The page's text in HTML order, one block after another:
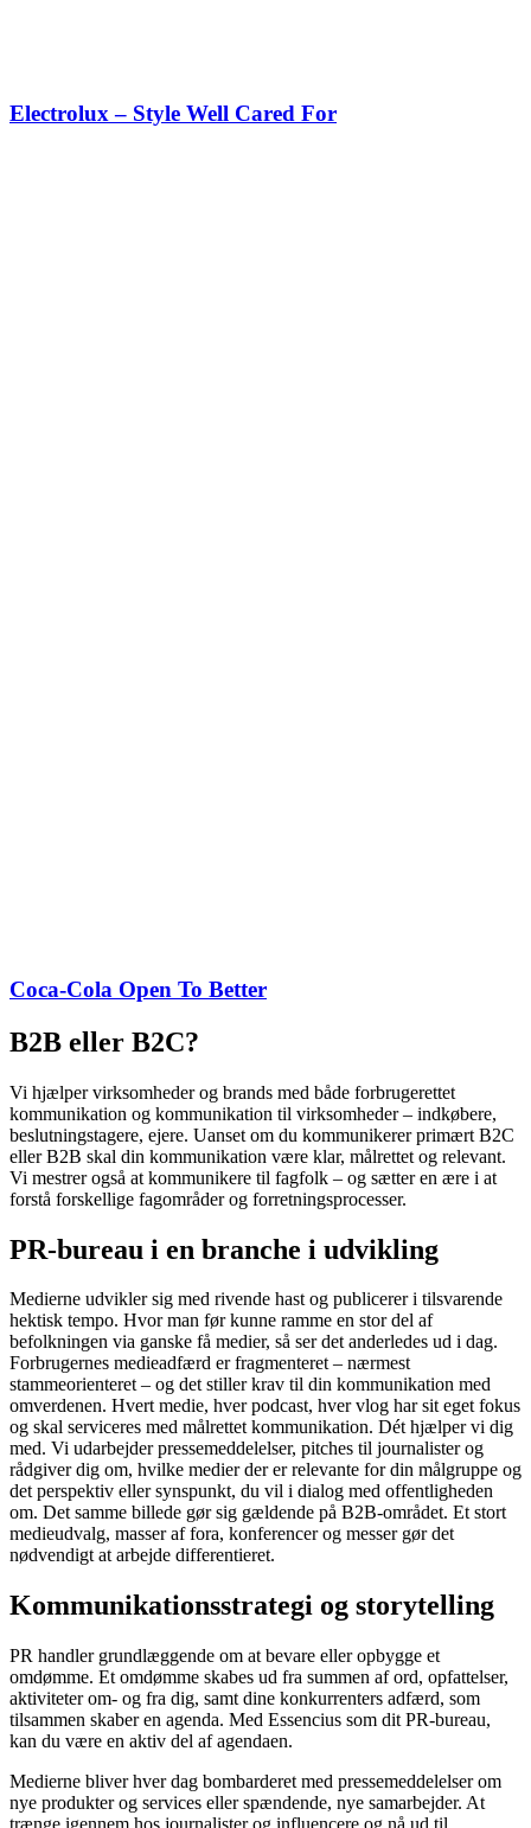
Electrolux – Style Well Cared For
Coca-Cola Open To Better
B2B eller B2C?
Vi hjælper virksomheder og brands med både forbrugerettet
kommunikation og kommunikation til virksomheder – indkøbere,
beslutningstagere, ejere. Uanset om du kommunikerer primært B2C
eller B2B skal din kommunikation være klar, målrettet og relevant.
Vi mestrer også at kommunikere til fagfolk – og sætter en ære i at
forstå forskellige fagområder og forretningsprocesser.
PR-bureau i en branche i udvikling
Medierne udvikler sig med rivende hast og publicerer i tilsvarende
hektisk tempo. Hvor man før kunne ramme en stor del af
befolkningen via ganske få medier, så ser det anderledes ud i dag.
Forbrugernes medieadfærd er fragmenteret – nærmest
stammeorienteret – og det stiller krav til din kommunikation med
omverdenen. Hvert medie, hver podcast, hver vlog har sit eget fokus
og skal serviceres med målrettet kommunikation. Dét hjælper vi dig
med. Vi udarbejder pressemeddelelser, pitches til journalister og
rådgiver dig om, hvilke medier der er relevante for din målgruppe og
det perspektiv eller synspunkt, du vil i dialog med offentligheden
om. Det samme billede gør sig gældende på B2B-området. Et stort
medieudvalg, masser af fora, konferencer og messer gør det
nødvendigt at arbejde differentieret.
Kommunikationsstrategi og storytelling
PR handler grundlæggende om at bevare eller opbygge et
omdømme. Et omdømme skabes ud fra summen af ord, opfattelser,
aktiviteter om- og fra dig, samt dine konkurrenters adfærd, som
tilsammen skaber en agenda. Med Essencius som dit PR-bureau,
kan du være en aktiv del af agendaen.
Medierne bliver hver dag bombarderet med pressemeddelelser om
nye produkter og services eller spændende, nye samarbejder. At